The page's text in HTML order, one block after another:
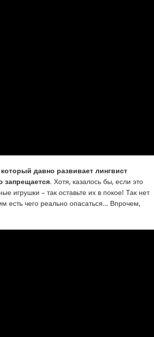
давно развивает лингвист
запрещается. Хотя, казалось бы, если это
игрушки – так оставьте их в покое! Так нет
есть чего реально опасаться… Впрочем,